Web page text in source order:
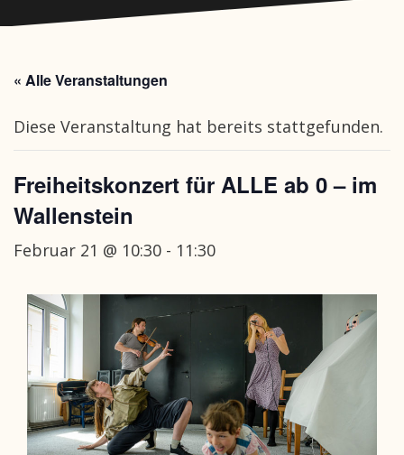
« Alle Veranstaltungen
Diese Veranstaltung hat bereits stattgefunden.
Freiheitskonzert für ALLE ab 0 – im
Wallenstein
Februar 21 @ 10:30 - 11:30